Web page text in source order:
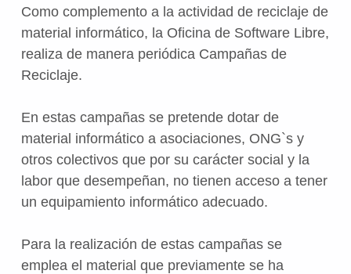
Como complemento a la actividad de reciclaje de
material informático, la Oficina de Software Libre,
realiza de manera periódica Campañas de
Reciclaje.
En estas campañas se pretende dotar de
material informático a asociaciones, ONG`s y
otros colectivos que por su carácter social y la
labor que desempeñan, no tienen acceso a tener
un equipamiento informático adecuado.
Para la realización de estas campañas se
emplea el material que previamente se ha